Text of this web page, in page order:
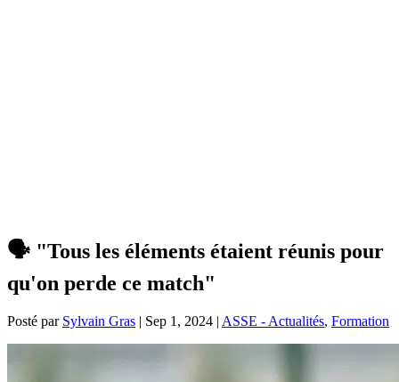
🗣️ "Tous les éléments étaient réunis pour
qu'on perde ce match"
Posté par Sylvain Gras | Sep 1, 2024 | ASSE - Actualités, Formation